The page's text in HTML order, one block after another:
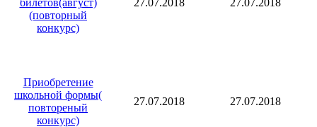
(повторный
конкурс)
Приобретение
школьной формы(
повтореный
конкурс)
27.07.2018 27.07.2018